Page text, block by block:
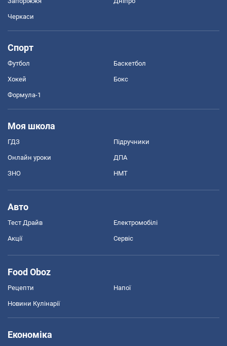
Черкаси
Спорт
Футбол Баскетбол
Хокей Бокс
Формула-1
Моя школа
ГДЗ Підручники
Онлайн уроки ДПА
ЗНО НМТ
Авто
Тест Драйв Електромобілі
Акції Сервіс
Food Oboz
Рецепти Напої
Новини Кулінарії
Економіка